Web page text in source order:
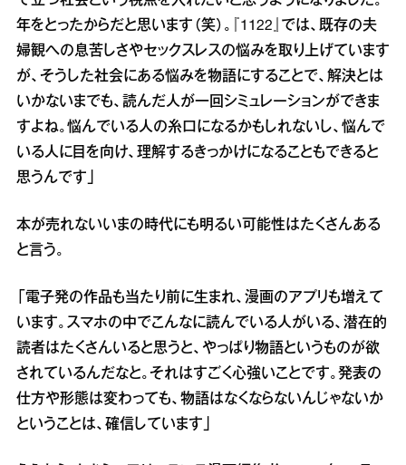
年をとったからだと思います（笑）。『1122』では、既存の夫
婦観への息苦しさやセックスレスの悩みを取り上げています
が、そうした社会にある悩みを物語にすることで、解決とは
いかないまでも、読んだ人が一回シミュレーションができま
すよね。悩んでいる人の糸口になるかもしれないし、悩んで
いる人に目を向け、理解するきっかけになることもできると
思うんです」
本が売れないいまの時代にも明るい可能性はたくさんある
と言う。
「電子発の作品も当たり前に生まれ、漫画のアプリも増えて
います。スマホの中でこんなに読んでいる人がいる、潜在的
読者はたくさんいると思うと、やっぱり物語というものが欲
されているんだなと。それはすごく心強いことです。発表の
仕方や形態は変わっても、物語はなくならないんじゃないか
ということは、確信しています」